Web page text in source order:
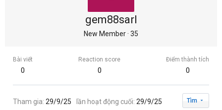
gem88sarl
New Member· 35
Bài viết
0
Reaction score
0
Điểm thành tích
0
Tham gia 29/9/25 lần hoạt động cuối 29/9/25 Tìm